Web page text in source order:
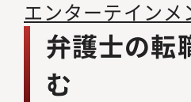
エンターテインメ
弁護士の転
む